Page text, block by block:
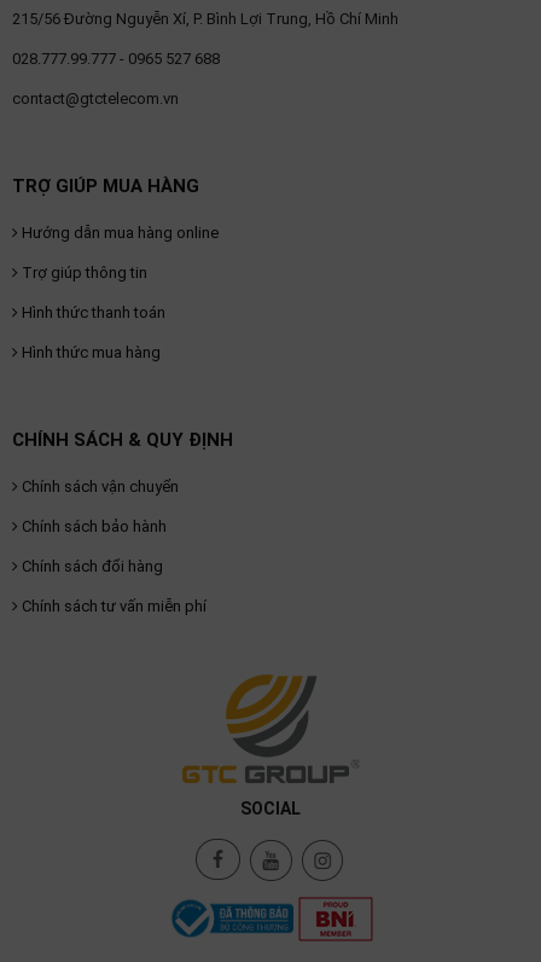
215/56 Đường Nguyễn Xí, P. Bình Lợi Trung, Hồ Chí Minh
028.777.99.777 - 0965 527 688
contact@gtctelecom.vn
TRỢ GIÚP MUA HÀNG
Hướng dẫn mua hàng online
Trợ giúp thông tin
Hình thức thanh toán
Hình thức mua hàng
CHÍNH SÁCH & QUY ĐỊNH
Chính sách vận chuyển
Chính sách bảo hành
Chính sách đổi hàng
Chính sách tư vấn miễn phí
SOCIAL